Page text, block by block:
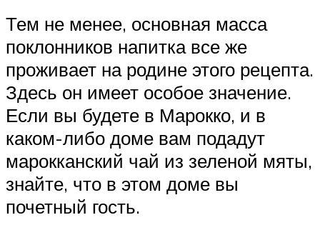
Тем не менее, основная масса
поклонников напитка все же
проживает на родине этого рецепта.
Здесь он имеет особое значение.
Если вы будете в Марокко, и в
каком-либо доме вам подадут
марокканский чай из зеленой мяты,
знайте, что в этом доме вы
почетный гость.